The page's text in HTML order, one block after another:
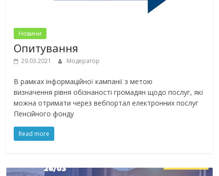
Новини
Опитування
29.03.2021 Модератор
B рамках інформаційної кампанії з метою
визначення рівня обізнаності громадян щодо послуг, які
можна отримати через вебпортал електронних послуг
Пенсійного фонду
Read more